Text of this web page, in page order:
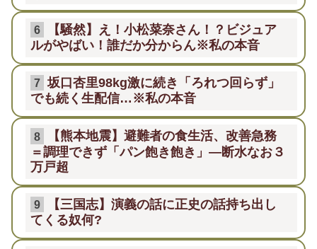
6
【騒然】え！小松菜奈さん！？ビジュア
ルがやばい！誰だか分からん※私の本音
7 坂口杏里98kg激に続き「ろれつ回らず」
でも続く生配信…※私の本音
8
【熊本地震】避難者の食生活、改善急務
＝調理できず「パン飽き飽き」―断水なお３
万戸超
9
【三国志】演義の話に正史の話持ち出し
てくる奴何?